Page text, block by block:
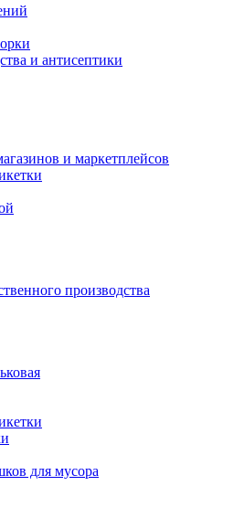
и антисептики
и маркетплейсов
производства
для мусора